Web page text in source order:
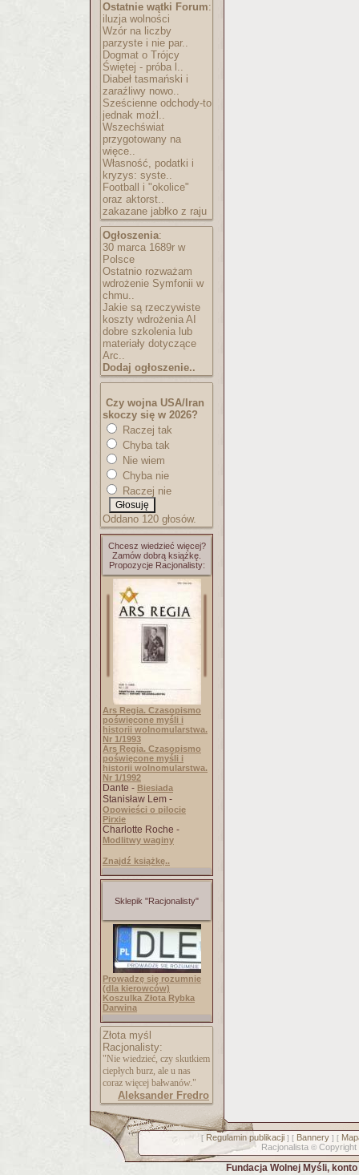
Ostatnie wątki Forum:
iluzja wolności
Wzór na liczby
parzyste i nie par..
Dogmat o Trójcy
Świętej - próba l..
Diabeł tasmański i
zaraźliwy nowo..
Sześcienne odchody-to
jednak możl..
Wszechświat
przygotowany na
więce..
Własność, podatki i
kryzys: syste..
Football i "okolice"
oraz aktorst..
zakazane jabłko z raju
Ogłoszenia:
30 marca 1689r w
Polsce
Ostatnio rozważam
wdrożenie Symfonii w
chmu..
Jakie są rzeczywiste
koszty wdrożenia AI
dobre szkolenia lub
materiały dotyczące
Arc..
Dodaj ogłoszenie..
Czy wojna USA/Iran
skoczy się w 2026?
Raczej tak
Chyba tak
Nie wiem
Chyba nie
Raczej nie
Oddano 120 głosów.
Chcesz wiedzieć więcej?
Zamów dobrą książkę.
Propozycje Racjonalisty:
Ars Regia. Czasopismo
poświęcone myśli i
historii wolnomularstwa.
Nr 1/1993
Ars Regia. Czasopismo
poświęcone myśli i
historii wolnomularstwa.
Nr 1/1992
Dante - Biesiada
Stanisław Lem -
Opowieści o pilocie
Pirxie
Charlotte Roche -
Modlitwy waginy
Znajdź książkę..
Sklepik "Racjonalisty"
Prowadzę się rozumnie
(dla kierowców)
Koszulka Złota Rybka
Darwina
Złota myśl
Racjonalisty:
"Nie wiedzieć, czy skutkiem
ciepłych burz, ale u nas
coraz więcej bałwanów."
Aleksander Fredro
[ Regulamin publikacji] [ Bannery] [
Racjonalista © Copyright
Fundacja Wolnej Myśli,